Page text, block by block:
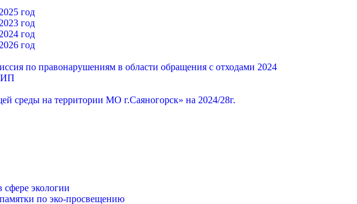
год
год
год
год
по правонарушениям в области обращения с отходами 2024
ИП
среды на территории МО г.Саяногорск» на 2024/28г.
экологии
по эко-просвещению